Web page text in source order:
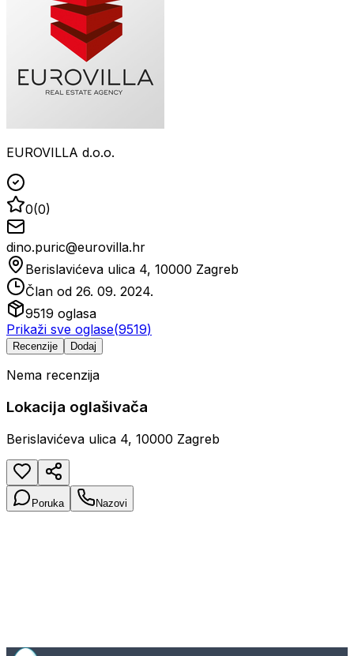
EUROVILLA d.o.o.
0(0)
dino.puric@eurovilla.hr
Berislavićeva ulica 4, 10000 Zagreb
Član od 26. 09. 2024.
9519 oglasa
Prikaži sve oglase(9519)
Recenzije Dodaj
Nema recenzija
Lokacija oglašivača
Berislavićeva ulica 4, 10000 Zagreb
Poruka Nazovi